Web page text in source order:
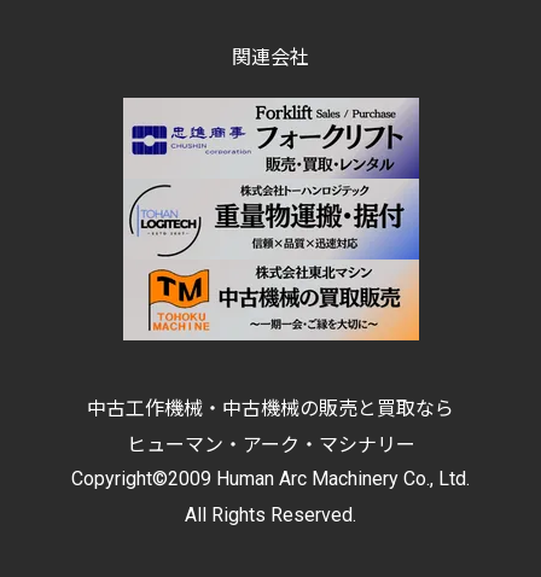
関連会社
中古工作機械・中古機械の販売と買取なら
ヒューマン・アーク・マシナリー
Copyright©2009 Human Arc Machinery Co., Ltd.
All Rights Reserved.